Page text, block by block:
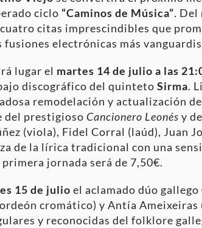
ciclo “Caminos de Música”. Del
citas imprescindibles que
fusiones electrónicas más
lugar el martes 14 de julio a las
discográfico del quinteto Sirma.
remodelación y actualización
del prestigioso Cancionero Leonés y
(viola), Fidel Corral (laúd), Juan
de la lírica tradicional con una
jornada será de 7,50€.
15 de julio el aclamado dúo gallego
cromático) y Antía
y reconocidas del folklore